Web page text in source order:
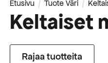
Etusivu Tuote Väri
Keltaiset
Rajaa tuotteita